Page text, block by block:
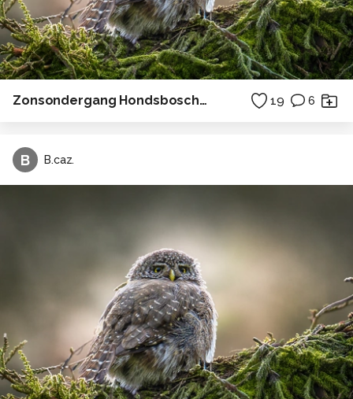
Zonsondergang Hondsbosche zeewering 19 6
B B.caz.